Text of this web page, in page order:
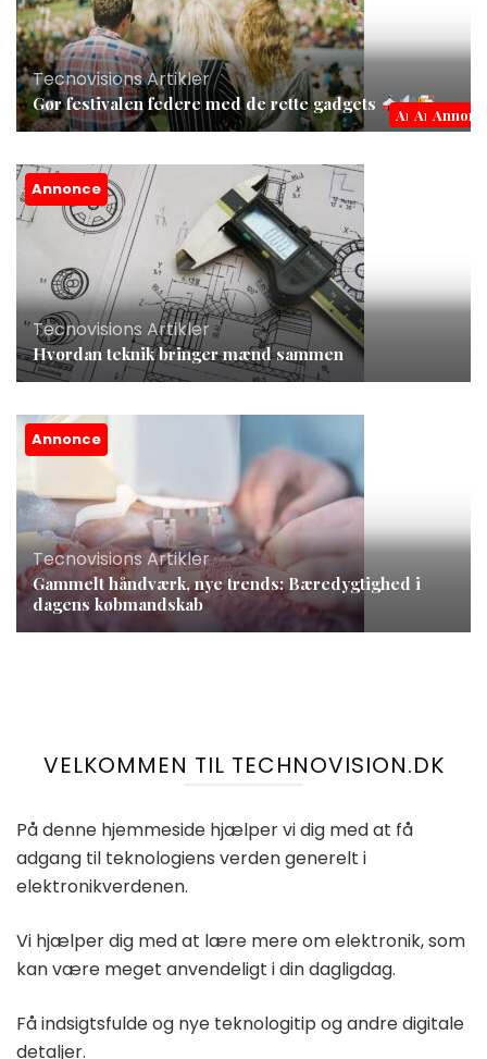
Tecnovisions Artikler
Gør festivalen federe med de rette gadgets
Annonce
Annonce
Annonce
Tecnovisions Artikler
Hvordan teknik bringer mænd sammen
Annonce
Tecnovisions Artikler
Gammelt håndværk, nye trends: Bæredygtighed i
dagens købmandskab
VELKOMMEN TIL TECHNOVISION.DK
På denne hjemmeside hjælper vi dig med at få
adgang til teknologiens verden generelt i
elektronikverdenen.
Vi hjælper dig med at lære mere om elektronik, som
kan være meget anvendeligt i din dagligdag.
Få indsigtsfulde og nye teknologitip og andre digitale
detaljer.